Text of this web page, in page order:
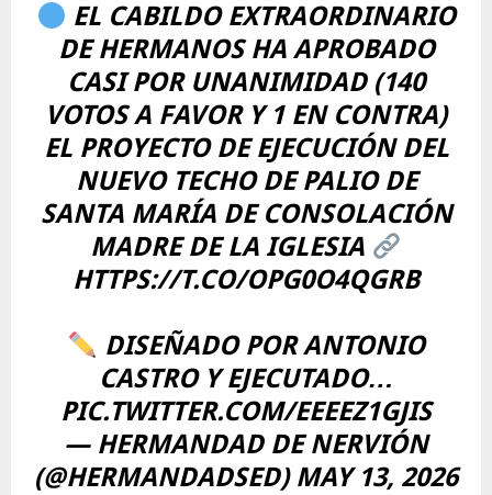
EL CABILDO EXTRAORDINARIO
DE HERMANOS HA APROBADO
CASI POR UNANIMIDAD (140
VOTOS A FAVOR Y 1 EN CONTRA)
EL PROYECTO DE EJECUCIÓN DEL
NUEVO TECHO DE PALIO DE
SANTA MARÍA DE CONSOLACIÓN
MADRE DE LA IGLESIA
HTTPS://T.CO/OPG0O4QGRB
DISEÑADO POR ANTONIO
CASTRO Y EJECUTADO…
PIC.TWITTER.COM/EEEEZ1GJIS
— HERMANDAD DE NERVIÓN
(@HERMANDADSED) MAY 13, 2026